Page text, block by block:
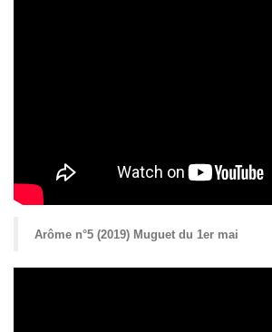
Arôme n°5 (2019) Muguet du 1er mai